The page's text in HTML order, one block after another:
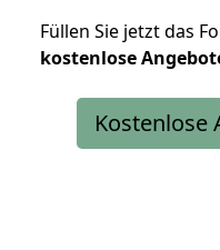
Füllen Sie jetzt das
kostenlose
Kostenlose